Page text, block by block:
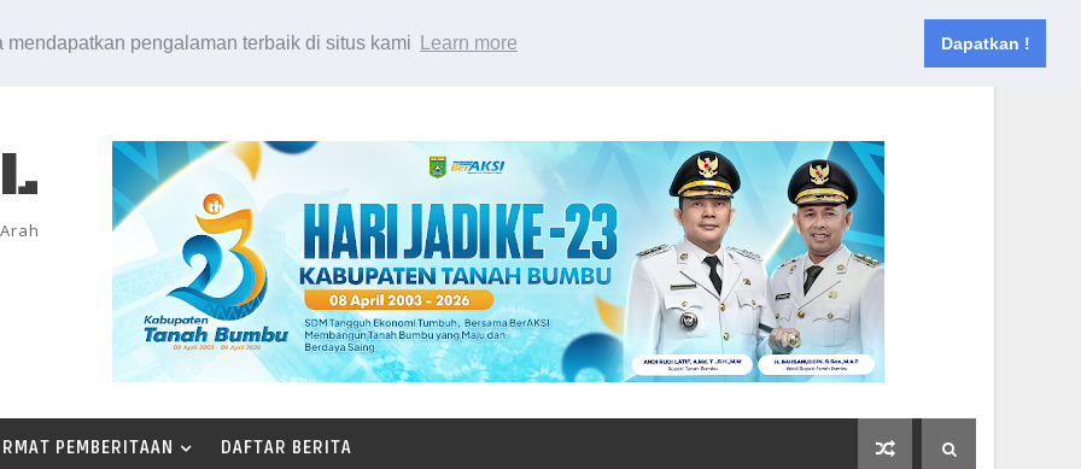
pengalaman terbaik di situs kami Learn more Dapatkan !
Kontak
PEMBERITAAN DAFTAR BERITA